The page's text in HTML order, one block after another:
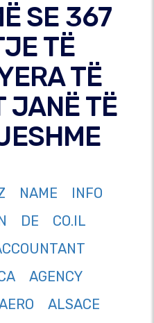
SE 367
TË
TË
JANË TË
NAME
INFO
DE
CO.IL
AGENCY
ALSACE